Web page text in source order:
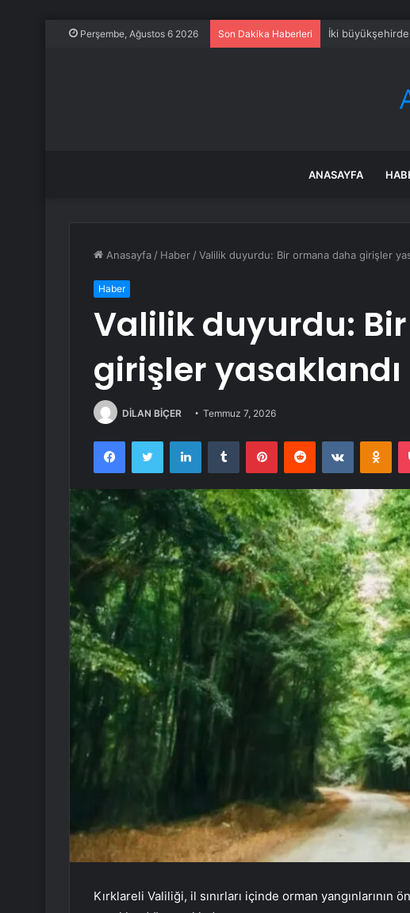
Perşembe, Ağustos 6 2026 Son Dakika Haberleri İki büyükşehirde
ANASAYFA
Anasayfa / Haber /Valilik duyurdu: Bir ormana daha girişler
Haber
Valilik duyurdu:
girişler yasaklandı
DİLAN BİÇER Temmuz 7, 2026
FacebookTwitter LinkedInTumblr PinterestReddit VKontakte
Kırklareli Valiliği, il sınırları içinde orman yangınlarının